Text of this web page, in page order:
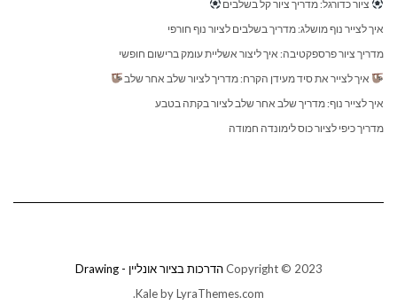
ציור כדורגל: מדריך ציור קל בשלבים
איך לצייר נוף מושלג: מדריך בשלבים לציור נוף חורפי
מדריך ציור פרספקטיבה: איך ליצור אשליית עומק ברישום חופשי
איך לצייר את סיד מעידן הקרח: מדריך לציור שלב אחר שלב
איך לצייר נוף: מדריך שלב אחר שלב לציור בקתה בטבע
מדריך כיפי לציור כוס לימונדה חמודה
Copyright © 2023 הדרכות בציור אונליין - Drawing
Kaleby LyraThemes.com.